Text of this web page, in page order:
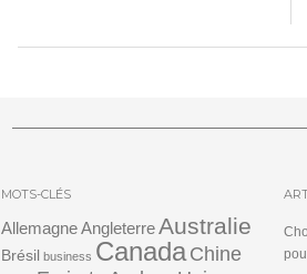
MOTS-CLÉS
AllemagneAngleterreAustralie
Brésil business CanadaChine